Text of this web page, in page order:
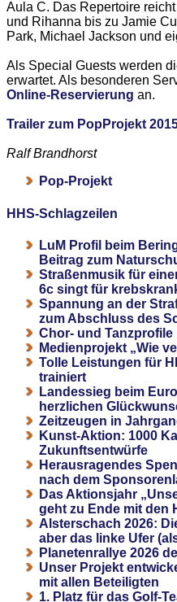
Aula C. Das Repertoire
und Rihanna bis zu Jamie
Park, Michael Jackson und
Als Special Guests werden
erwartet. Als besonderen
Online-Reservierung an.
Trailer zum PopProjekt
Ralf Brandhorst
Pop-Projekt
HHS-Schlagzeilen
LuM Profil beim
Beitrag zum
Straßenmusik für
6c singt für
Spannung an der
zum Abschluss des
Chor- und Tanzprofile
Medienprojekt „Wie
Tolle Leistungen für
trainiert
Landessieg beim
herzlichen
Zeitzeugen in
Kunst-Aktion: 1000
Zukunftsentwürfe
Herausragendes
nach dem
Das Aktionsjahr
geht zu Ende mit den
Alsterschach 2026:
aber das linke Ufer
Planetenrallye 2026
Unser Projekt
mit allen Beteiligten
1. Platz für das Golf-